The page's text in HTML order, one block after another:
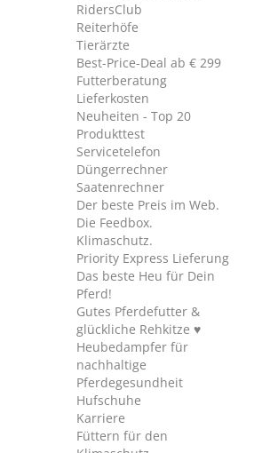
RidersClub
Reiterhöfe
Tierärzte
Best-Price-Deal ab € 299
Futterberatung
Lieferkosten
Neuheiten - Top 20
Produkttest
Servicetelefon
Düngerrechner
Saatenrechner
Der beste Preis im Web.
Die Feedbox.
Klimaschutz.
Priority Express Lieferung
Das beste Heu für Dein
Pferd!
Gutes Pferdefutter &
glückliche Rehkitze ♥
Heubedampfer für
nachhaltige
Pferdegesundheit
Hufschuhe
Karriere
Füttern für den